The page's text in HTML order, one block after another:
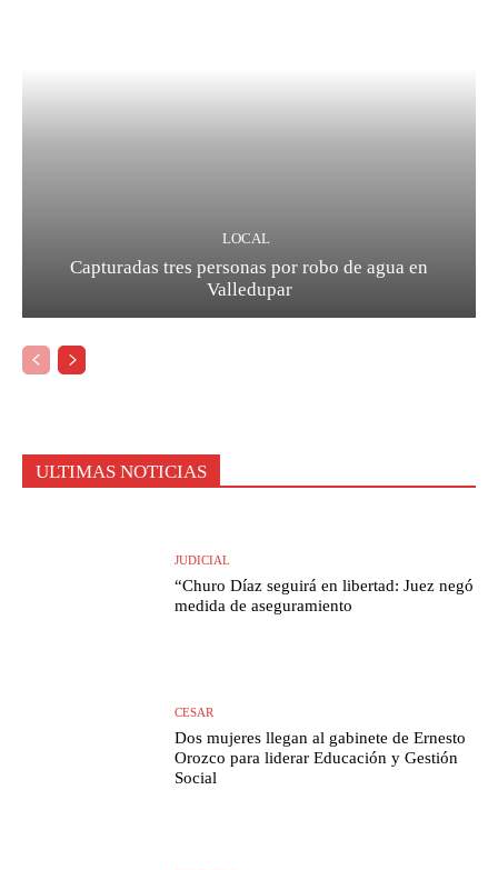
LOCAL
Capturadas tres personas por robo de agua en
Valledupar
ULTIMAS NOTICIAS
JUDICIAL
“Churo Díaz seguirá en libertad: Juez negó
medida de aseguramiento
CESAR
Dos mujeres llegan al gabinete de Ernesto
Orozco para liderar Educación y Gestión
Social